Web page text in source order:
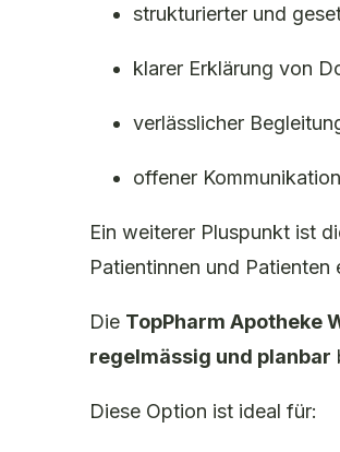
strukturierter und
klarer Erklärung von
verlässlicher
offener
Ein weiterer Pluspunkt ist
Patientinnen und
Die TopPharm Apotheke
regelmässig und planbar
Diese Option ist ideal für: